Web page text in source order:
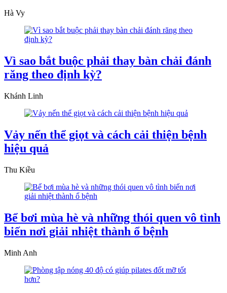
Hà Vy
Vì sao bắt buộc phải thay bàn chải đánh
răng theo định kỳ?
Khánh Linh
Vảy nến thể giọt và cách cải thiện bệnh
hiệu quả
Thu Kiều
Bể bơi mùa hè và những thói quen vô tình
biến nơi giải nhiệt thành ổ bệnh
Minh Anh